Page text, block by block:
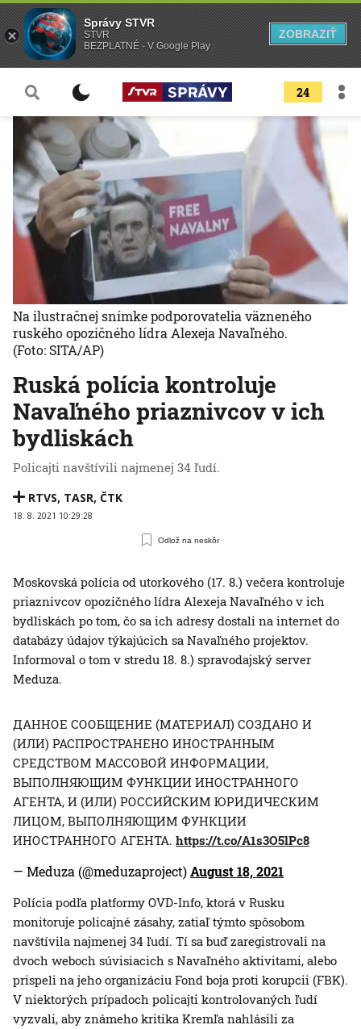
24
Ruská polícia kontroluje
Navaľného priaznivcov v ich
bydliskách
Policajti navštívili najmenej 34 ľudí.
RTVS, TASR, ČTK
18. 8. 2021 10:29:28
Odlož na neskôr
Na ilustračnej snímke podporovatelia väzneného
ruského opozičného lídra Alexeja Navaľného.
(Foto: SITA/AP)
Moskovská polícia od utorkového (17. 8.) večera kontroluje
priaznivcov opozičného lídra Alexeja Navaľného v ich
bydliskách po tom, čo sa ich adresy dostali na internet do
databázy údajov týkajúcich sa Navaľného projektov.
Informoval o tom v stredu 18. 8.) spravodajský server
Meduza.
ДАННОЕ СООБЩЕНИЕ (МАТЕРИАЛ) СОЗДАНО И
(ИЛИ) РАСПРОСТРАНЕНО ИНОСТРАННЫМ
СРЕДСТВОМ МАССОВОЙ ИНФОРМАЦИИ,
ВЫПОЛНЯЮЩИМ ФУНКЦИИ ИНОСТРАННОГО
АГЕНТА, И (ИЛИ) РОССИЙСКИМ ЮРИДИЧЕСКИМ
ЛИЦОМ, ВЫПОЛНЯЮЩИМ ФУНКЦИИ
ИНОСТРАННОГО АГЕНТА. https://t.co/A1s3O5lPc8
— Meduza (@meduzaproject)August 18, 2021
Polícia podľa platformy OVD-Info, ktorá v Rusku
monitoruje policajné zásahy, zatiaľ týmto spôsobom
navštívila najmenej 34 ľudí. Tí sa buď zaregistrovali na
dvoch weboch súvisiacich s Navaľného aktivitami, alebo
prispeli na jeho organizáciu Fond boja proti korupcii (FBK).
V niektorých prípadoch policajti kontrolovaných ľudí
vyzvali, aby známeho kritika Kremľa nahlásili za
Správy STVR
STVR
BEZPLATNÉ - V Google Play
ZOBRAZIŤ